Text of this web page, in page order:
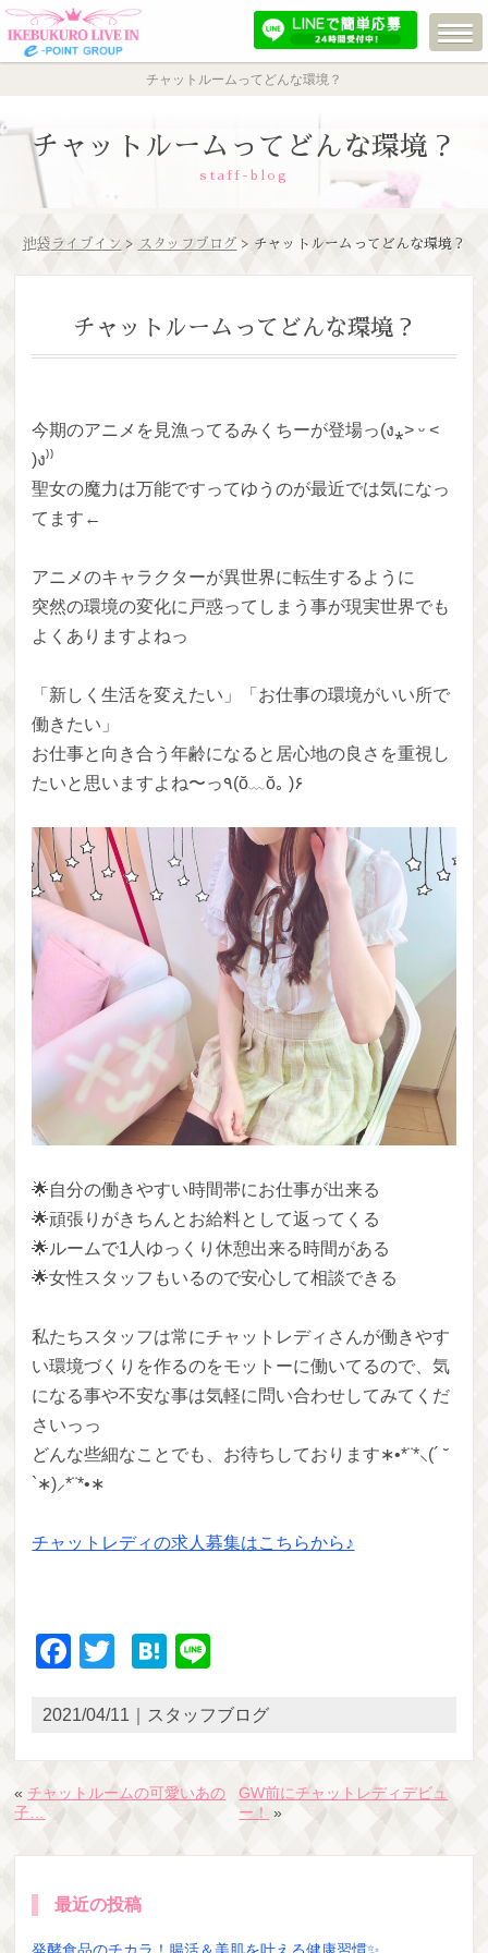
チャットルームってどんな環境？
チャットルームってどんな環境？
staff-blog
池袋ライブイン > スタッフブログ> チャットルームってどんな環境？
チャットルームってどんな環境？
今期のアニメを見漁ってるみくちーが登場っ(ง⁎˃ ᵕ ˂
)ง⁾⁾
聖女の魔力は万能ですってゆうのが最近では気になっ
てます←
アニメのキャラクターが異世界に転生するように
突然の環境の変化に戸惑ってしまう事が現実世界でも
よくありますよねっ
「新しく生活を変えたい」「お仕事の環境がいい所で
働きたい」
お仕事と向き合う年齢になると居心地の良さを重視し
たいと思いますよね〜っ٩(ŏ﹏ŏ｡ )۶
🌟自分の働きやすい時間帯にお仕事が出来る
🌟頑張りがきちんとお給料として返ってくる
🌟ルームで1人ゆっくり休憩出来る時間がある
🌟女性スタッフもいるので安心して相談できる
私たちスタッフは常にチャットレディさんが働きやす
い環境づくりを作るのをモットーに働いてるので、気
になる事や不安な事は気軽に問い合わせしてみてくだ
さいっっ
どんな些細なことでも、お待ちしております∗•*¨*⸜(´ ˘
`∗)⸝*¨*•∗
チャットレディの求人募集はこちらから♪
Facebook
TwitterHatena
2021/04/11｜スタッフブログ
« チャットルームの可愛いあの
子…
GW前にチャットレディデビュ
ー！
»
最近の投稿